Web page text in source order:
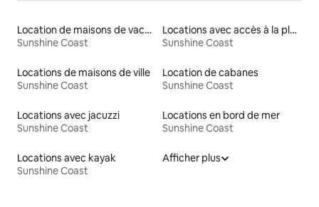
Location de maisons de vacances
Sunshine Coast
Locations avec accès à la plage
Sunshine Coast
Locations de maisons de ville
Sunshine Coast
Location de cabanes
Sunshine Coast
Locations avec jacuzzi
Sunshine Coast
Locations en bord de mer
Sunshine Coast
Locations avec kayak
Sunshine Coast
Afficher plus